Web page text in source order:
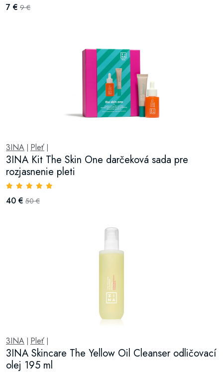
7 € 9 €
3INA Pleť
3INA Kit The Skin One darčeková sada pre
rozjasnenie pleti
40 € 50 €
3INA Pleť
3INA Skincare The Yellow Oil Cleanser odličovací
olej 195 ml